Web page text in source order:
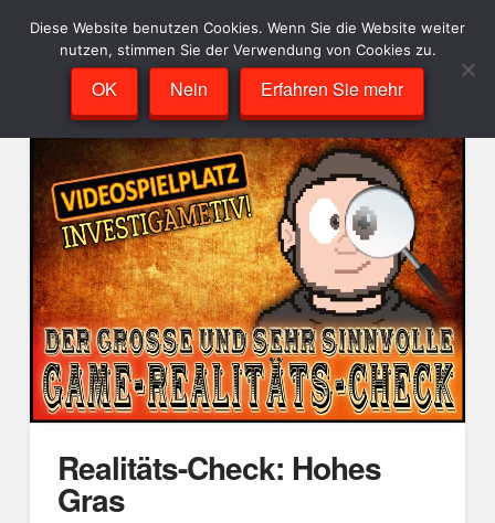
Realitäts-Check: Hohes
Gras
Diese Website benutzen Cookies. Wenn Sie die Website weiter
nutzen, stimmen Sie der Verwendung von Cookies zu.
OK Nein Erfahren Sie mehr